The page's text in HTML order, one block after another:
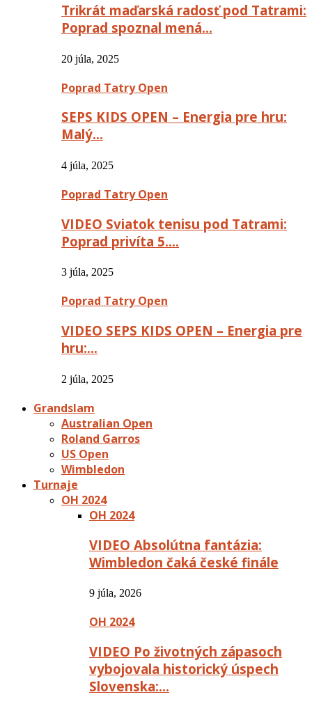
Trikrát maďarská radosť pod Tatrami:
Poprad spoznal mená…
20 júla, 2025
Poprad Tatry Open
SEPS KIDS OPEN – Energia pre hru:
Malý…
4 júla, 2025
Poprad Tatry Open
VIDEO Sviatok tenisu pod Tatrami:
Poprad privíta 5….
3 júla, 2025
Poprad Tatry Open
VIDEO SEPS KIDS OPEN – Energia pre
hru:…
2 júla, 2025
Grandslam
Australian Open
Roland Garros
US Open
Wimbledon
Turnaje
OH 2024
OH 2024
VIDEO Absolútna fantázia:
Wimbledon čaká české finále
9 júla, 2026
OH 2024
VIDEO Po životných zápasoch
vybojovala historický úspech
Slovenska:…